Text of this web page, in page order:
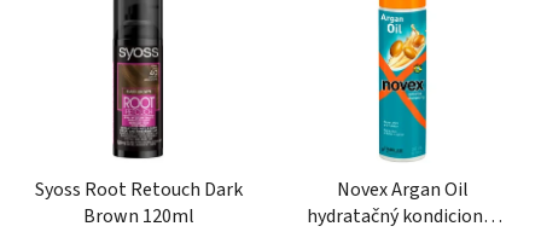
Syoss Root Retouch Dark
Brown 120ml
Novex Argan Oil
hydratačný kondicionér